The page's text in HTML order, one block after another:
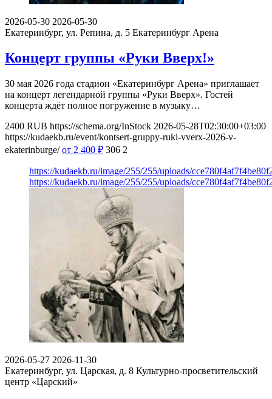
2026-05-30 2026-05-30
Екатеринбург, ул. Репина, д. 5 Екатеринбург Арена
Концерт группы «Руки Вверх!»
30 мая 2026 года стадион «Екатеринбург Арена» приглашает
на концерт легендарной группы «Руки Вверх». Гостей
концерта ждёт полное погружение в музыку…
2400 RUB https://schema.org/InStock 2026-05-28T02:30:00+03:00
https://kudaekb.ru/event/kontsert-gruppy-ruki-vverx-2026-v-
ekaterinburge/ от 2 400 ₽ 306 2
https://kudaekb.ru/image/255/255/uploads/
https://kudaekb.ru/image/255/255/uploads/
2026-05-27 2026-11-30
Екатеринбург, ул. Царская, д. 8 Культурно-просветительский
центр «Царский»